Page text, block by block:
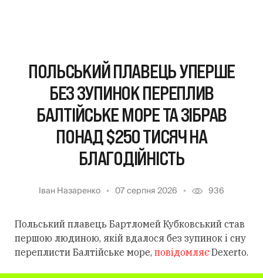
ПОЛЬСЬКИЙ ПЛАВЕЦЬ УПЕРШЕ
БЕЗ ЗУПИНОК ПЕРЕПЛИВ
БАЛТІЙСЬКЕ МОРЕ ТА ЗІБРАВ
ПОНАД $250 ТИСЯЧ НА
БЛАГОДІЙНІСТЬ
Іван Назаренко 07 серпня 2026 936
Польський плавець Бартломей Кубковський став
першою людиною, якій вдалося без зупинок і сну
переплисти Балтійське море, повідомляєDexerto.